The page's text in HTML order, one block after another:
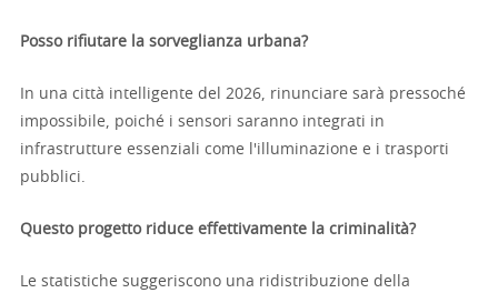
Posso rifiutare la sorveglianza urbana?
In una città intelligente del 2026, rinunciare sarà pressoché
impossibile, poiché i sensori saranno integrati in
infrastrutture essenziali come l'illuminazione e i trasporti
pubblici.
Questo progetto riduce effettivamente la criminalità?
Le statistiche suggeriscono una ridistribuzione della